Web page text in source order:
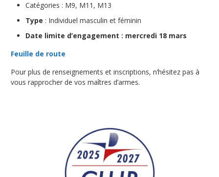
Catégories : M9, M11, M13
Type : Individuel masculin et féminin
Date limite d’engagement : mercredi 18 mars
Feuille de route
Pour plus de renseignements et inscriptions, n’hésitez pas à
vous rapprocher de vos maîtres d’armes.